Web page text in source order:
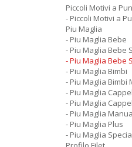
Piccoli Motivi a
- Piccoli Motivi a
Piu Maglia
- Piu Maglia Bebe
- Piu Maglia Bebe
- Piu Maglia Bebe
- Piu Maglia Bimbi
- Piu Maglia Bimbi
- Piu Maglia
- Piu Maglia
- Piu Maglia
- Piu Maglia Plus
- Piu Maglia